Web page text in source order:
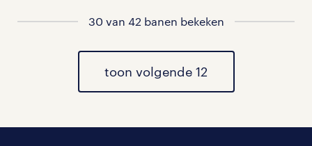
vacatures in Blauwhuis
vacatures in Westhem
30 van 42 banen bekeken
toon volgende 12